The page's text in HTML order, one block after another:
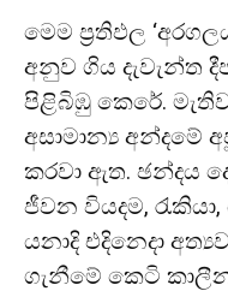
මෙම ප්‍රතිඵල
අනුව ගිය දැවැන්ත
පිළිබිඹු කෙරේ.
අසාමාන්‍ය
කරවා ඇත. ඡන්දය
ජීවන වියදම,
යනාදි එදිනෙදා
ගැනීමේ කෙටි